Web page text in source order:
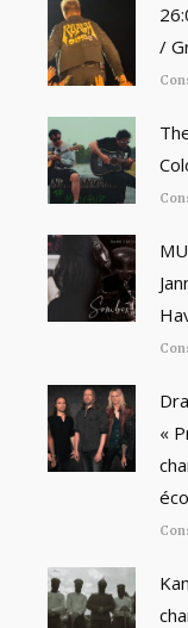
/
«